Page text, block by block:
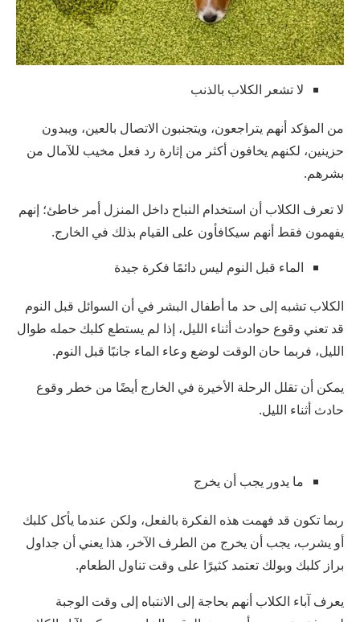
لا تشعر الكلاب بالذنب
من المؤكد أنهم يتراجعون، ويتجنبون الاتصال بالعين، ويبدون
حزينين، لكنهم يخافون أكثر من إثارة رد فعل مخيب للآمال من
بشرهم.
لا تعرف الكلاب أن استخدام النباح داخل المنزل أمر خاطئ؛ إنهم
يفهمون فقط أنهم سيكافأون على القيام بذلك في الخارج.
الماء قبل النوم ليس دائمًا فكرة جيدة
الكلاب تشبه إلى حد ما أطفال البشر في أن السوائل قبل النوم
قد تعني وقوع حوادث أثناء الليل، إذا لم يستطع كلبك حمله طوال
الليل، فربما حان الوقت لوضع وعاء الماء جانبًا قبل النوم.
يمكن أن تقلل الرحلة الأخيرة في الخارج أيضًا من خطر وقوع
حادث أثناء الليل.
ما يدور يجب أن يخرج
ربما تكون قد فهمت هذه الفكرة بالفعل، ولكن عندما يأكل كلبك
أو يشرب، يجب أن يخرج من الطرف الآخر، هذا يعني أن جداول
براز كلبك وبولك تعتمد كثيرًا على وقت تناول الطعام.
يعرف آباء الكلاب أنهم بحاجة إلى الانتباه إلى وقت الوجبة